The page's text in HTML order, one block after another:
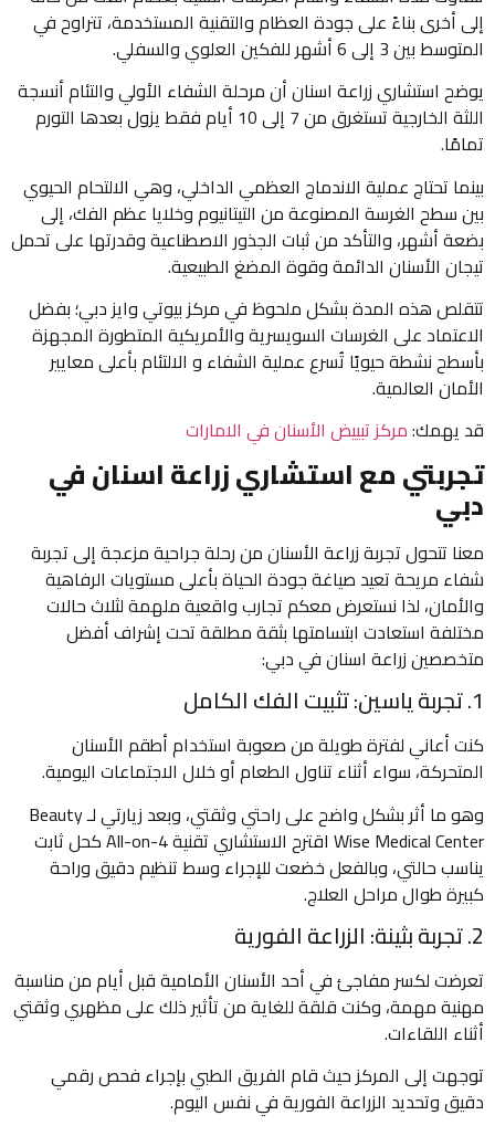
إلى أخرى بناءً على جودة العظام والتقنية المستخدمة، تتراوح في
المتوسط بين 3 إلى 6 أشهر للفكين العلوي والسفلي.
يوضح استشاري زراعة اسنان​ أن مرحلة الشفاء الأولي والتئام أنسجة
اللثة الخارجية تستغرق من 7 إلى 10 أيام فقط يزول بعدها التورم
تمامًا.
بينما تحتاج عملية الاندماج العظمي الداخلي، وهي الالتحام الحيوي
بين سطح الغرسة المصنوعة من التيتانيوم وخلايا عظم الفك، إلى
بضعة أشهر، والتأكد من ثبات الجذور الاصطناعية وقدرتها على تحمل
تيجان الأسنان الدائمة وقوة المضغ الطبيعية.
تتقلص هذه المدة بشكل ملحوظ في مركز بيوتي وايز دبي؛ بفضل
الاعتماد على الغرسات السويسرية والأمريكية المتطورة المجهزة
بأسطح نشطة حيويًا تُسرع عملية الشفاء و الالتئام بأعلى معايير
الأمان العالمية.
قد يهمك:مركز تبييض الأسنان في الامارات
تجربتي مع استشاري زراعة اسنان​ في
دبي
معنا تتحول تجربة زراعة الأسنان من رحلة جراحية مزعجة إلى تجربة
شفاء مريحة تعيد صياغة جودة الحياة بأعلى مستويات الرفاهية
والأمان، لذا نستعرض معكم تجارب واقعية ملهمة لثلاث حالات
مختلفة استعادت ابتسامتها بثقة مطلقة تحت إشراف أفضل
متخصصين زراعة اسنان​ في دبي:
1. تجربة ياسين: تثبيت الفك الكامل
كنت أعاني لفترة طويلة من صعوبة استخدام أطقم الأسنان
المتحركة، سواء أثناء تناول الطعام أو خلال الاجتماعات اليومية.
وهو ما أثر بشكل واضح على راحتي وثقتي، وبعد زيارتي لـ Beauty
Wise Medical Center اقترح الاستشاري تقنية All-on-4 كحل ثابت
يناسب حالتي، وبالفعل خضعت للإجراء وسط تنظيم دقيق وراحة
كبيرة طوال مراحل العلاج.
2. تجربة بثينة: الزراعة الفورية
تعرضت لكسر مفاجئ في أحد الأسنان الأمامية قبل أيام من مناسبة
مهنية مهمة، وكنت قلقة للغاية من تأثير ذلك على مظهري وثقتي
أثناء اللقاءات.
توجهت إلى المركز حيث قام الفريق الطبي بإجراء فحص رقمي
دقيق وتحديد الزراعة الفورية في نفس اليوم.